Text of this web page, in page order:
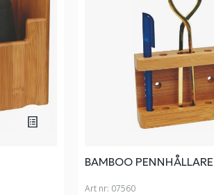
BAMBOO PENNHÅLLARE
Art nr: 07560